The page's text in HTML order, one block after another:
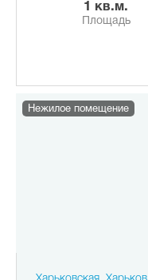
1 кв.м.
Площадь
Нежилое помещение